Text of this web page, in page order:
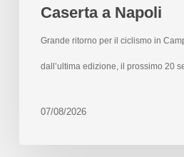
Caserta a Napoli
Grande ritorno per il ciclismo in
dall’ultima edizione, il prossimo 20
07/08/2026